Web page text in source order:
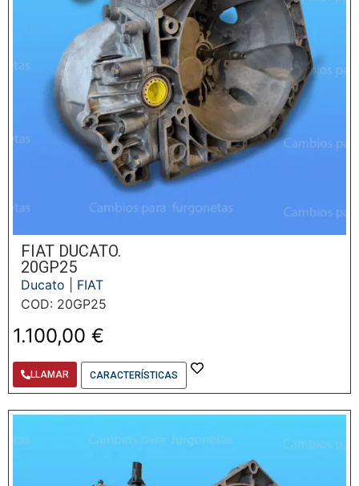
FIAT DUCATO.
20GP25
Ducato
FIAT
COD: 20GP25
1.100,00 €
LLAMAR CARACTERÍSTICAS